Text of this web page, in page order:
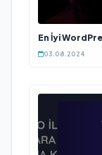
En İyi
03.08.2024